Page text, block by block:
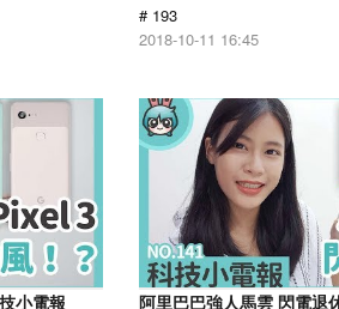
# 193
2018-10-11 16:45
小電報
阿里巴巴強人馬雲 閃電退